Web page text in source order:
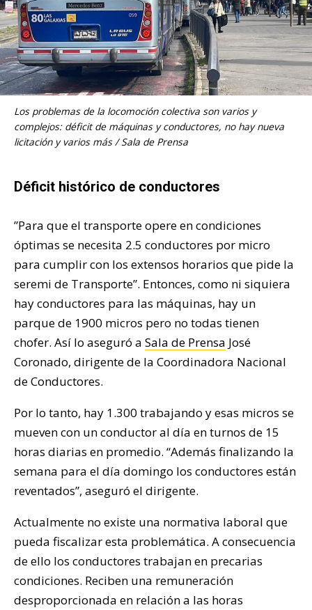
Los problemas de la locomoción colectiva son varios y
complejos: déficit de máquinas y conductores, no hay nueva
licitación y varios más / Sala de Prensa
Déficit histórico de conductores
”Para que el transporte opere en condiciones
óptimas se necesita 2.5 conductores por micro
para cumplir con los extensos horarios que pide la
seremi de Transporte”. Entonces, como ni siquiera
hay conductores para las máquinas, hay un
parque de 1900 micros pero no todas tienen
chofer. Así lo aseguró a Sala de Prensa José
Coronado, dirigente de la Coordinadora Nacional
de Conductores.
Por lo tanto, hay 1.300 trabajando y esas micros se
mueven con un conductor al día en turnos de 15
horas diarias en promedio. “Además finalizando la
semana para el día domingo los conductores están
reventados”, aseguró el dirigente.
Actualmente no existe una normativa laboral que
pueda fiscalizar esta problemática. A consecuencia
de ello los conductores trabajan en precarias
condiciones. Reciben una remuneración
desproporcionada en relación a las horas